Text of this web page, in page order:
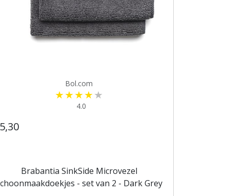
Bol.com
4.0
Brabantia SinkSide Microvezel
- set van 2 - Dark Grey